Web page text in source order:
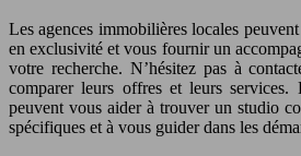
Les agences immobilières locales
en exclusivité et vous fournir un
votre recherche. N’hésitez pas à
comparer leurs offres et leurs services.
peuvent vous aider à trouver un studio
spécifiques et à vous guider dans les